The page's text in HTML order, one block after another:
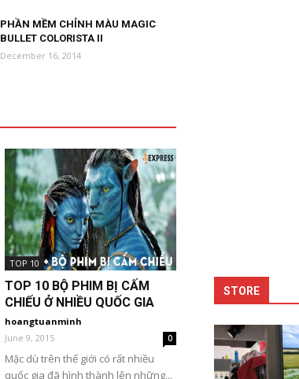
PHẦN MỀM CHỈNH MÀU MAGIC
BULLET COLORISTA II
December 16, 2014
TOP 10
TOP 10 BỘ PHIM BỊ CẤM
CHIẾU Ở NHIỀU QUỐC GIA
hoangtuanminh
June 9, 2015
0
Mặc dù trên thế giới có rất nhiều
quốc gia đã hình thành lên những...
STORE